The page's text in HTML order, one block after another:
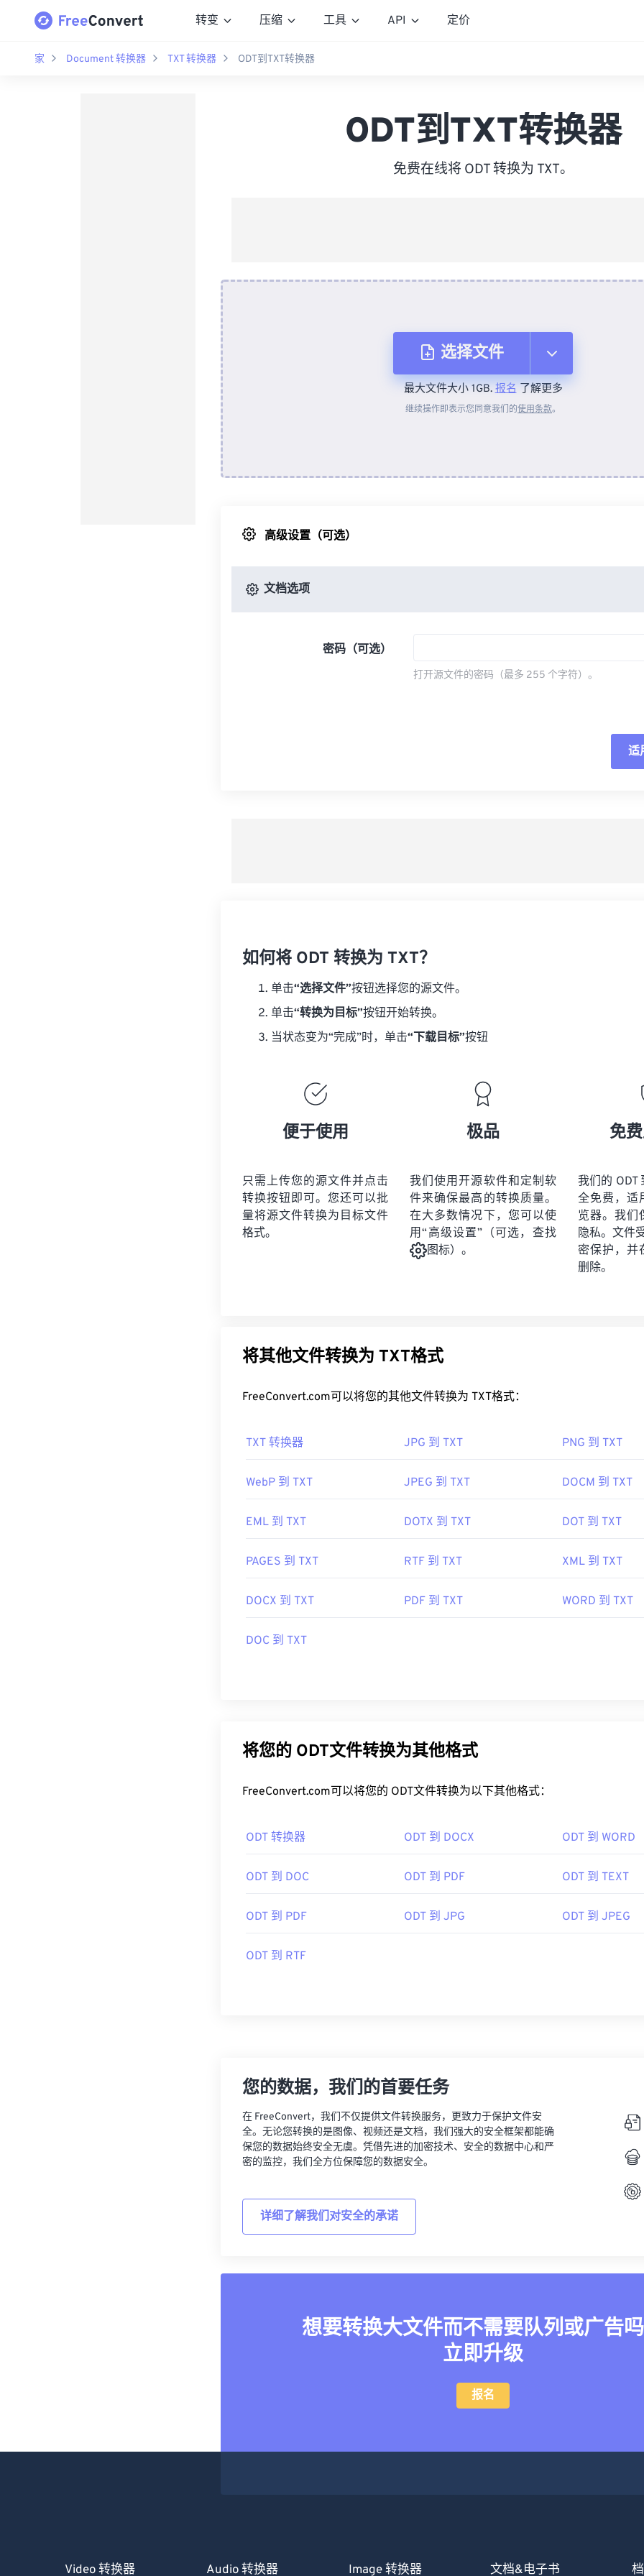
转变 压缩 工具 API 定价
家 Document 转换器 TXT 转换器 ODT到TXT转换器
ODT到TXT转换器
免费在线将 ODT 转换为 TXT。
选择文件
从设备
最大文件大小 1GB.报名了解更多
继续操作即表示您同意我们的使用条款。
高级设置（可选）
文档选项
密码（可选）
打开源文件的密码（最多 255 个字符）。
适
如何将 ODT 转换为 TXT？
单击“选择文件”按钮选择您的源文件。
单击“转换为目标”按钮开始转换。
当状态变为“完成”时，单击“下载目标”按钮
便于使用
只需上传您的源文件并点击
转换按钮即可。您还可以批
量将源文件转换为目标文件
格式。
极品
我们使用开源软件和定制软
件来确保最高的转换质量。
在大多数情况下，您可以使
用“高级设置”（可选，查找
图标）。
免
我们的 ODT
全免费，适
览器。我们
隐私。文件
密保护，并
删除。
将其他文件转换为 TXT格式
FreeConvert.com可以将您的其他文件转换为 TXT格式：
TXT 转换器 JPG 到 TXT PNG 到 TXT
WebP 到 TXT JPEG 到 TXT DOCM 到 TXT
EML 到 TXT DOTX 到 TXT DOT 到 TXT
PAGES 到 TXT RTF 到 TXT XML 到 TXT
DOCX 到 TXT PDF 到 TXT WORD 到 TXT
DOC 到 TXT
将您的 ODT文件转换为其他格式
FreeConvert.com可以将您的 ODT文件转换为以下其他格式：
ODT 转换器 ODT 到 DOCX ODT 到 WORD
ODT 到 DOC ODT 到 PDF ODT 到 TEXT
ODT 到 PDF ODT 到 JPG ODT 到 JPEG
ODT 到 RTF
您的数据，我们的首要任务
在 FreeConvert，我们不仅提供文件转换服务，更致力于保护文件安
全。无论您转换的是图像、视频还是文档，我们强大的安全框架都能确
保您的数据始终安全无虞。凭借先进的加密技术、安全的数据中心和严
密的监控，我们全方位保障您的数据安全。
详细了解我们对安全的承诺
想要转换大文件而不需要队列或广告吗
立即升级
报名
Video 转换器 Audio 转换器 Image 转换器 文档&电子书